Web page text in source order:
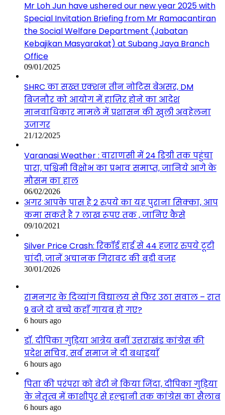
Mr Loh Jun have ushered our new year 2025 with
Special Invitation Briefing from Mr Ramacantiran
the Social Welfare Department (Jabatan
Kebajikan Masyarakat) at Subang Jaya Branch
Office
09/01/2025
SHRC का सख्त एक्शन तीन नोटिस बेअसर, DM
बिजनौर को आयोग में हाज़िर होने का आदेश
मानवाधिकार मामले में प्रशासन की खुली अवहेलना
उजागर
21/12/2025
Varanasi Weather : वाराणसी में 24 डिग्री तक पहुंचा
पारा, पश्चिमी विक्षोभ का प्रभाव समाप्त, जानिये आगे के
मौसम का हाल
06/02/2026
अगर आपके पास है 2 रुपये का यह पुराना सिक्का, आप
कमा सकते है 7 लाख रूपए तक , जानिए कैसे
09/10/2021
Silver Price Crash: रिकॉर्ड हाई से 44 हजार रुपये टूटी
चांदी, जानें अचानक गिरावट की बड़ी वजह
30/01/2026
रामनगर के दिव्यांग विद्यालय से फिर उठा सवाल – रात
9 बजे दो बच्चे कहाँ गायब हो गए?
6 hours ago
डॉ. दीपिका गुड़िया आत्रेय बनीं उत्तराखंड कांग्रेस की
प्रदेश सचिव, सर्व समाज ने दी बधाइयाँ
6 hours ago
पिता की परंपरा को बेटी ने किया जिंदा, दीपिका गुड़िया
के नेतृत्व में काशीपुर से हल्द्वानी तक कांग्रेस का सैलाब
6 hours ago